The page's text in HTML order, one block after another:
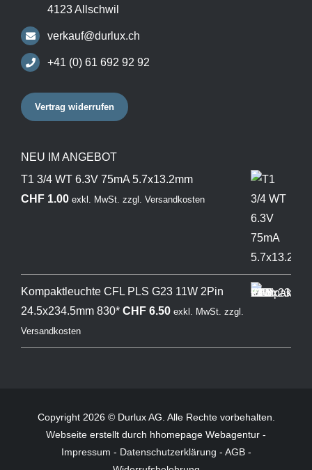
4123 Allschwil
verkauf@durlux.ch
+41 (0) 61 692 92 92
Vertrag widerrufen
NEU IM ANGEBOT
T1 3/4 WT 6.3V 75mA 5.7x13.2mm
CHF1.00 exkl. MwSt. zzgl. Versandkosten
Kompaktleuchte CFL PLS G23 11W 2Pin
24.5x234.5mm 830* CHF6.50 exkl. MwSt. zzgl.
Versandkosten
Copyright 2026 © Durlux AG. Alle Rechte vorbehalten.
Webseite erstellt durch hhomepage Webagentur -
Impressum - Datenschutzerklärung - AGB-